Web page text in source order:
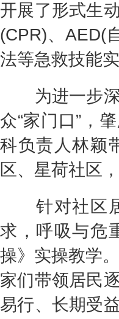
开展了形式生
(CPR)、AED(
法等急救技能
为进一步深
众“家门口”，
科负责人林颖
区、星荷社区
针对社区居
求，呼吸与危
操》实操教学
家们带领居民
易行、长期受